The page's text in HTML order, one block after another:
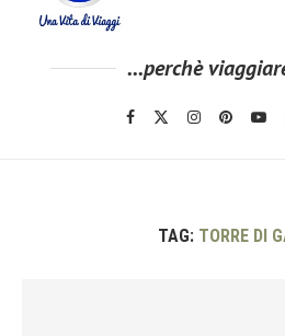
...perchè
TAG: TORRE DI